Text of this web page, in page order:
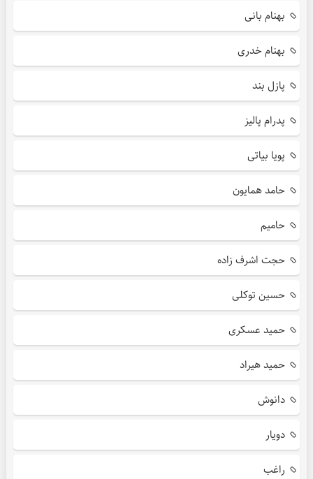
بهنام بانی
بهنام خدری
پازل بند
پدرام پالیز
پویا بیاتی
حامد همایون
حامیم
حجت اشرف زاده
حسین توکلی
حمید عسکری
حمید هیراد
دانوش
دویار
راغب